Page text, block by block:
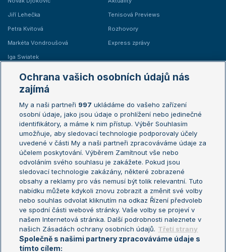
Jiří Lehečka
Petra Kvitová
Markéta Vondroušová
Iga Swiatek
Tenisová Previews
Rozhovory
Express zprávy
Žebříčky
Žebříček ATP (muži)
Žebříček WTA (ženy)
Sázkařský žebříček
Australian Open
French Open
Wimbledon
US Open
Turnaj mistrů
Turnaj mistryň
Aktualní trendy
Fotbalové přestupy
Livesport Daily
LS Prague Open
Ochrana vašich osobních údajů nás
zajímá
My a naši partneři 997 ukládáme do vašeho zařízení
osobní údaje, jako jsou údaje o prohlížení nebo jedinečné
identifikátory, a máme k nim přístup. Výběr Souhlasím
umožňuje, aby sledovací technologie podporovaly účely
uvedené v části My a naši partneři zpracováváme údaje za
účelem poskytování. Výběrem Zamítnout vše nebo
odvoláním svého souhlasu je zakážete. Pokud jsou
sledovací technologie zakázány, některé zobrazené
obsahy a reklamy pro vás nemusí být tolik relevantní. Tuto
nabídku můžete kdykoli znovu zobrazit a změnit své volby
nebo souhlas odvolat kliknutím na odkaz Řízení předvoleb
ve spodní části webové stránky. Vaše volby se projeví v
našem Internetová stránka. Další podrobnosti naleznete v
našich Zásadách ochrany osobních údajů. Třetí strany
Společně s našimi partnery zpracováváme údaje s
tímto cílem: